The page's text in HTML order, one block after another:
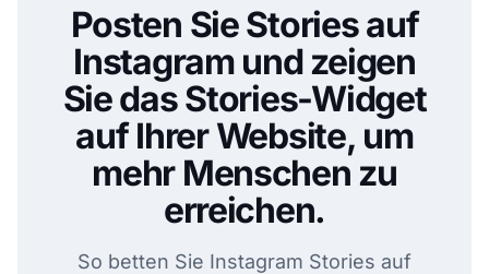
Posten Sie Stories auf
Instagram und zeigen
Sie das Stories-Widget
auf Ihrer Website, um
mehr Menschen zu
erreichen.
So betten Sie Instagram Stories auf